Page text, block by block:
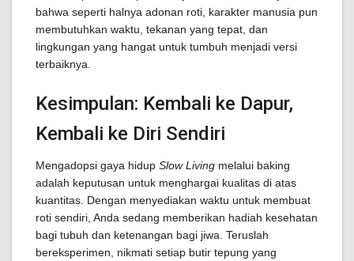
bahwa seperti halnya adonan roti, karakter manusia pun
membutuhkan waktu, tekanan yang tepat, dan
lingkungan yang hangat untuk tumbuh menjadi versi
terbaiknya.
Kesimpulan: Kembali ke Dapur,
Kembali ke Diri Sendiri
Mengadopsi gaya hidup Slow Living melalui baking
adalah keputusan untuk menghargai kualitas di atas
kuantitas. Dengan menyediakan waktu untuk membuat
roti sendiri, Anda sedang memberikan hadiah kesehatan
bagi tubuh dan ketenangan bagi jiwa. Teruslah
bereksperimen, nikmati setiap butir tepung yang